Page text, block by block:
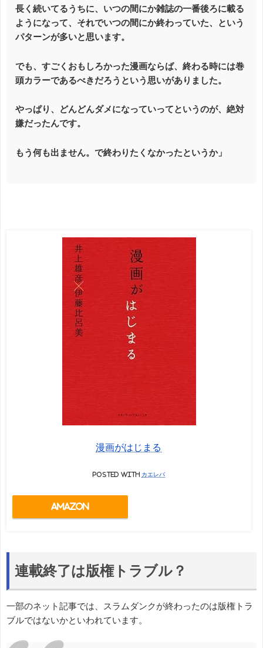
長く続いてるうちに、いつの間にか雑誌の一番後ろに載る
ようになって、それでいつの間にか終わっていた、という
パターンが多いと思います。
でも、すごくおもしろかった漫画ならば、終わる時には巻
頭カラーであるべきだろうという思いがありました。
やっぱり、どんどんダメになっていってというのが、絶対
嫌だったんです。
もう何も出ません。で終わりたくなかったというか」
漫画がはじまる
posted with カエレバ
Amazon
連載終了は版権トラブル？
一部のネット記事では、スラムダンクが終わったのは版権トラ
ブルではないかといわれています。